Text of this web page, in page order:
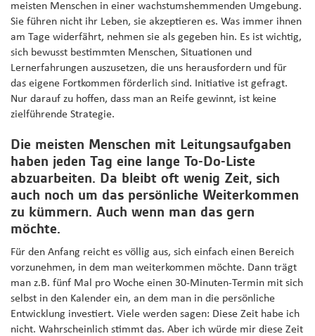
meisten Menschen in einer wachstumshemmenden Umgebung.
Sie führen nicht ihr Leben, sie akzeptieren es. Was immer ihnen
am Tage widerfährt, nehmen sie als gegeben hin. Es ist wichtig,
sich bewusst bestimmten Menschen, Situationen und
Lernerfahrungen auszusetzen, die uns herausfordern und für
das eigene Fortkommen förderlich sind. Initiative ist gefragt.
Nur darauf zu hoffen, dass man an Reife gewinnt, ist keine
zielführende Strategie.
Die meisten Menschen mit Leitungsaufgaben
haben jeden Tag eine lange To-Do-Liste
abzuarbeiten. Da bleibt oft wenig Zeit, sich
auch noch um das persönliche Weiterkommen
zu kümmern. Auch wenn man das gern
möchte.
Für den Anfang reicht es völlig aus, sich einfach einen Bereich
vorzunehmen, in dem man weiterkommen möchte. Dann trägt
man z.B. fünf Mal pro Woche einen 30-Minuten-Termin mit sich
selbst in den Kalender ein, an dem man in die persönliche
Entwicklung investiert. Viele werden sagen: Diese Zeit habe ich
nicht. Wahrscheinlich stimmt das. Aber ich würde mir diese Zeit